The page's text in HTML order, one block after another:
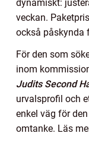
dynamiskt:
veckan.
också påskynda
För den som
inom
Judits Second
urvalsprofil och
enkel väg för
omtanke. Läs